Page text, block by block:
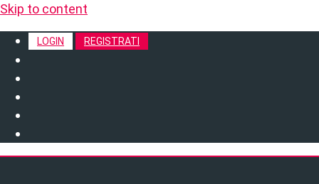
Skip to content
LOGIN REGISTRATI